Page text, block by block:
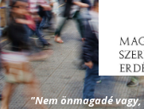
"Nem önmagadé vagy,